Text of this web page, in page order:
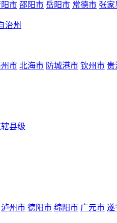
市 邵阳市 岳阳市 常德市 张家
治州
市 北海市 防城港市 钦州市 贵
县级
泸州市 德阳市 绵阳市 广元市 遂